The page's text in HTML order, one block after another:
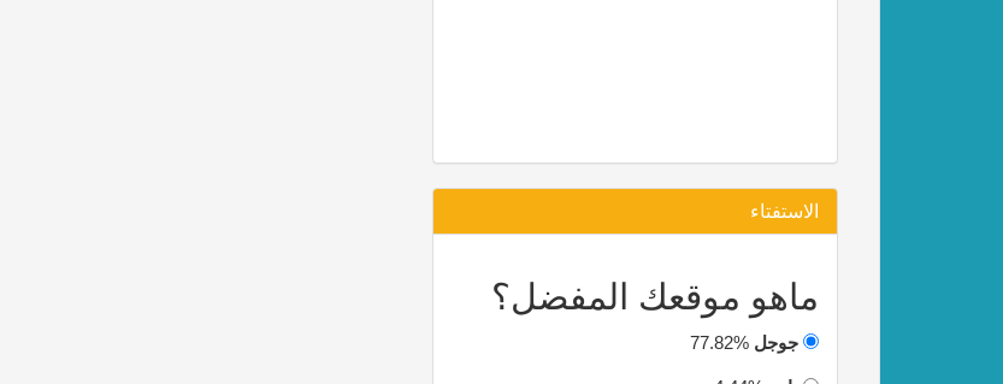
الاستفتاء
ماهو موقعك المفضل؟
جوجل 77.82%